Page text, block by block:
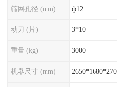
筛网孔径 (mm) ф12
动刀 (片) 3*10
重量 (kg) 3000
机器尺寸 (mm)